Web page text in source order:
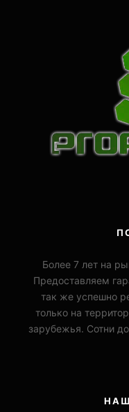
Более 7 лет на
Предоставляем
так же успешно
только на
зарубежья. Сотни